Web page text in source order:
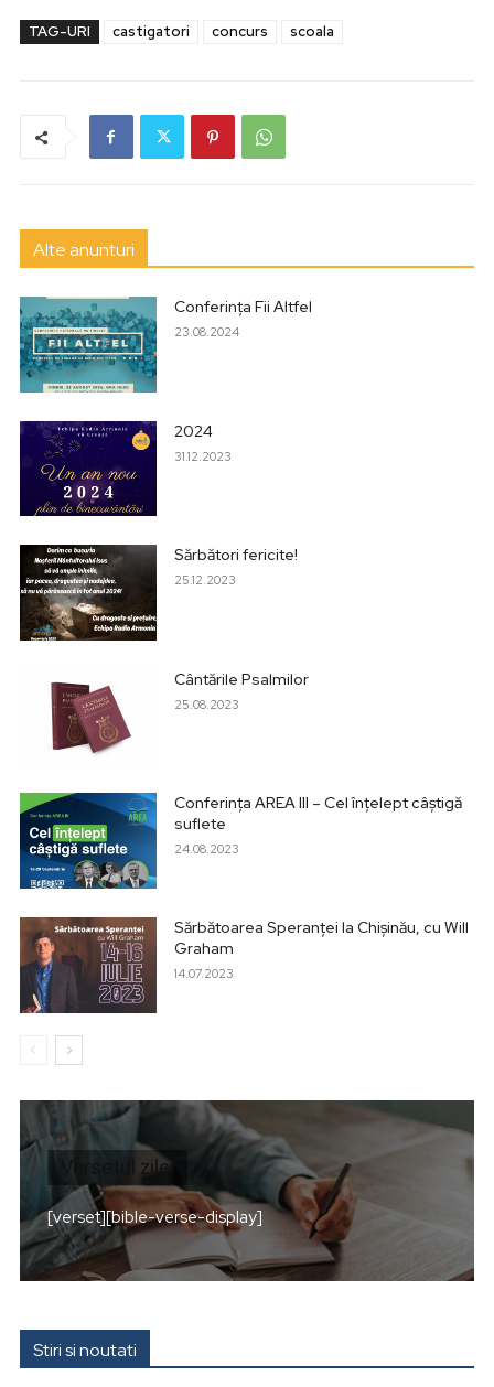
TAG-URI castigatori concurs scoala
Alte anunturi
Conferința Fii Altfel
23.08.2024
2024
31.12.2023
Sărbători fericite!
25.12.2023
Cântările Psalmilor
25.08.2023
Conferința AREA III – Cel înțelept câștigă
suflete
24.08.2023
Sărbătoarea Speranței la Chișinău, cu Will
Graham
14.07.2023
Versetul zilei
[verset][bible-verse-display]
Stiri si noutati